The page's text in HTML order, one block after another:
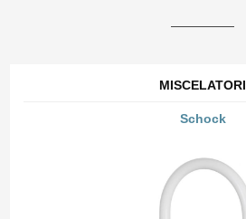
MISCELATORI
Schock